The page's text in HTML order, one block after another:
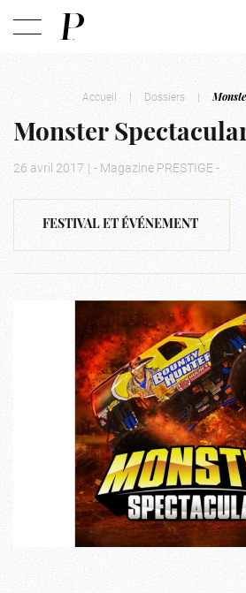
Accueil | Dossiers |
Monster
26 avril 2017 | - Magazine PRESTIGE -
FESTIVAL ET ÉVÉNEMENT